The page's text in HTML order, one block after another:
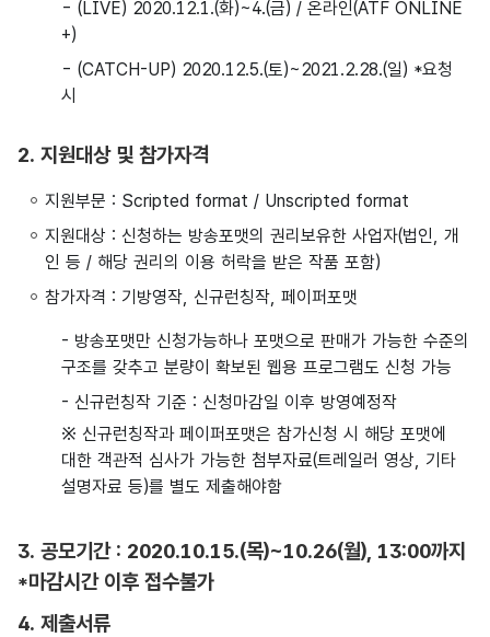
- (LIVE) 2020.12.1.(화)~4.(금) / 온라인(ATF ONLINE
+)
- (CATCH-UP) 2020.12.5.(토)~2021.2.28.(일) *요청
시
2. 지원대상 및 참가자격
지원부문 : Scripted format / Unscripted format
지원대상 : 신청하는 방송포맷의 권리보유한 사업자(법인, 개
인 등 / 해당 권리의 이용 허락을 받은 작품 포함)
참가자격 : 기방영작, 신규런칭작, 페이퍼포맷
- 방송포맷만 신청가능하나 포맷으로 판매가 가능한 수준의
구조를 갖추고 분량이 확보된 웹용 프로그램도 신청 가능
- 신규런칭작 기준 : 신청마감일 이후 방영예정작
※ 신규런칭작과 페이퍼포맷은 참가신청 시 해당 포맷에
대한 객관적 심사가 가능한 첨부자료(트레일러 영상, 기타
설명자료 등)를 별도 제출해야함
3. 공모기간 : 2020.10.15.(목)~10.26(월), 13:00까지
*마감시간 이후 접수불가
4. 제출서류